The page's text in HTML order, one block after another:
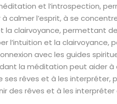
et l’introspection,
calmer l’esprit, à se
la clairvoyance, permettant
l’intuition et la
avec les guides
la méditation peut aider à
ses rêves et à les
des rêves et à les